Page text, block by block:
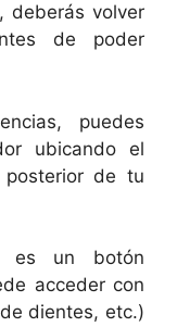
deberás volver
de poder
puedes
ubicando el
de tu
es un botón
acceder con
dientes, etc.)